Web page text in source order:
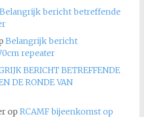
Belangrijk bericht betreffende
Belangrijk bericht
repeater
BERICHT BETREFFENDE
DE RONDE VAN
op RCAMF bijeenkomst op